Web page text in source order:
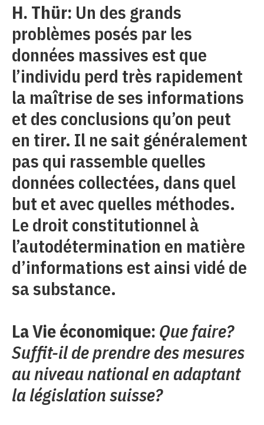
H. Thür: Un des grands
problèmes posés par les
données massives est que
l’individu perd très rapidement
la maîtrise de ses informations
et des conclusions qu’on peut
en tirer. Il ne sait généralement
pas qui rassemble quelles
données collectées, dans quel
but et avec quelles méthodes.
Le droit constitutionnel à
l’autodétermination en matière
d’informations est ainsi vidé de
sa substance.
La Vie économique: Que faire?
Suffit-il de prendre des mesures
au niveau national en adaptant
la législation suisse?